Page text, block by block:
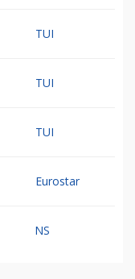
TUI
TUI
TUI
Eurostar
NS